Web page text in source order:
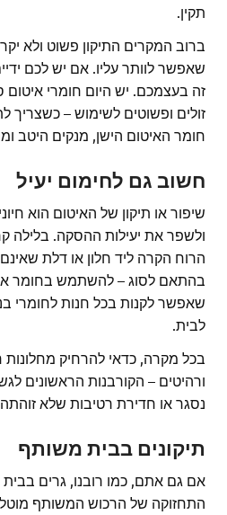
תקין.
ברוב המקרים התיקון פשוט ולא
שאפשר לוותר עליו. אם יש לכם
זה בעצמכם. יש היום חומרי איטום
זולים ופשוטים לשימוש –
חומר האיטום הישן, מנקים היטב
חשוב גם לחימום יעיל
שיפור או תיקון של האיטום הוא
ולשפר את יעילות ההסקה. בלילה
הרוח הקרה ליד חלון או דלת
בהתאם לסוג – להשתמש בחומר
שאפשר לקנות בכל חנות לחומרי
לבית.
בכל מקרה, כדאי להרחיק מחלונות
ורהיטים – הקורבנות הראשונים
נסגר או חדירת רטיבות שלא
תיקונים בבית משותף
אם גם אתם, כמו רובנו, גרים
התחזוקה של הרכוש המשותף